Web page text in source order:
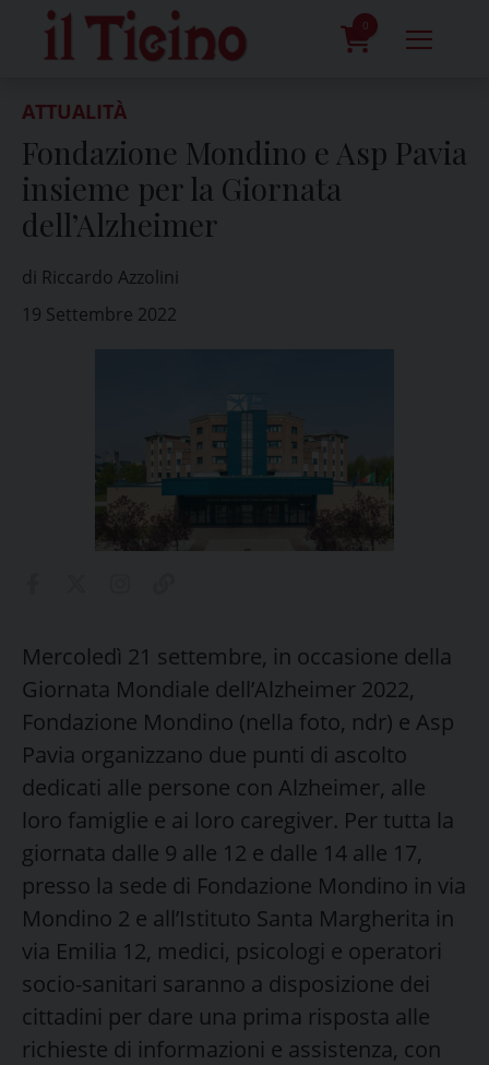
content
0
ATTUALITÀ
Fondazione Mondino e Asp Pavia
insieme per la Giornata
dell’Alzheimer
di Riccardo Azzolini
19 Settembre 2022
Mercoledì 21 settembre, in occasione della
Giornata Mondiale dell’Alzheimer 2022,
Fondazione Mondino (nella foto, ndr) e Asp
Pavia organizzano due punti di ascolto
dedicati alle persone con Alzheimer, alle
loro famiglie e ai loro caregiver. Per tutta la
giornata dalle 9 alle 12 e dalle 14 alle 17,
presso la sede di Fondazione Mondino in via
Mondino 2 e all’Istituto Santa Margherita in
via Emilia 12, medici, psicologi e operatori
socio-sanitari saranno a disposizione dei
cittadini per dare una prima risposta alle
richieste di informazioni e assistenza, con